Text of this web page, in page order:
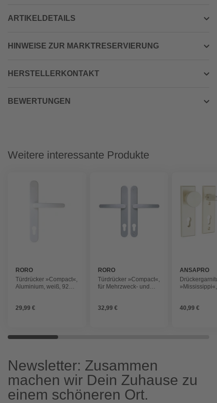
ARTIKELDETAILS
HINWEISE ZUR MARKTRESERVIERUNG
HERSTELLERKONTAKT
BEWERTUNGEN
Weitere interessante Produkte
RORO
Türdrücker »Compact«,
Aluminium, weiß, 92
29,99 €
RORO
Türdrücker »Compact«,
für Mehrzweck- und
32,99 €
ANSAPRO
»Mississippi«,
40,99 €
Newsletter: Zusammen
machen wir Dein Zuhause zu
einem schöneren Ort.